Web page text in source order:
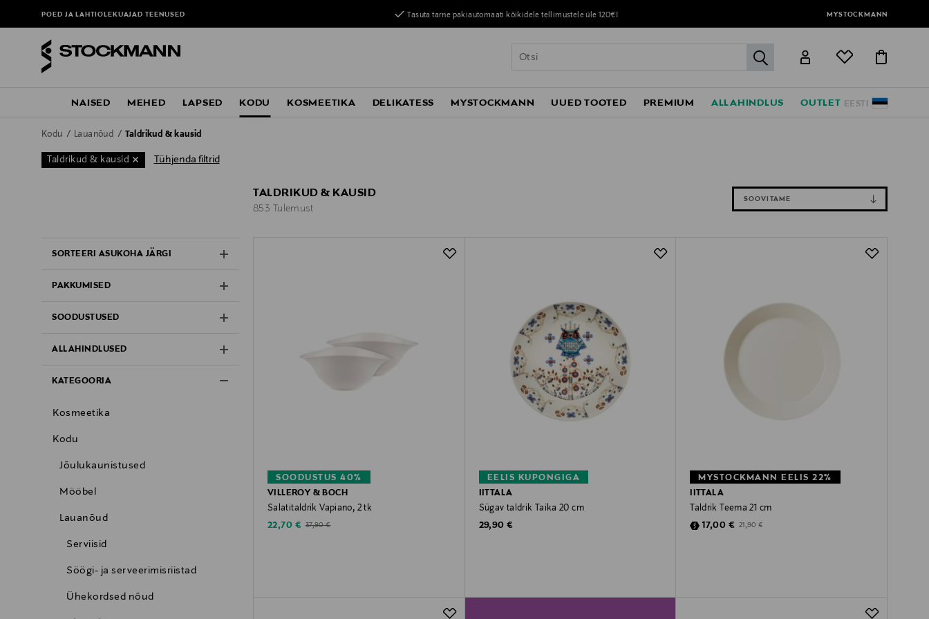
POED JA LAHTIOLEKUAJADTEENUSED Tasuta tarne pakiautomaati kõikidele tellimustele üle 120€! MYSTOCKMANN
label.header.go
EESTI
NAISED MEHED LAPSED KODU KOSMEETIKA DELIKATESS MYSTOCKMANN UUED TOOTED PREMIUM ALLAHINDLUS OUTLET
Kodu Lauanõud Taldrikud & kausid
Taldrikud & kausid Tühjenda filtrid
SORTEERI ASUKOHA JÄRGI
PAKKUMISED
SOODUSTUSED
ALLAHINDLUSED
KATEGOORIA
Kosmeetika
Kodu
Jõulukaunistused
Mööbel
Lauanõud
Serviisid
Söögi- ja serveerimisriistad
Ühekordsed nõud
TALDRIKUD & KAUSID
853 Tulemust
SOOVITAME
SOODUSTUS 40%
VILLEROY & BOCH
Salatitaldrik Vapiano, 2 tk
Discounted Price
22,70 € Original Price
37,90 €
EELIS KUPONGIGA
IITTALA
Sügav taldrik Taika 20 cm
Original Price
29,90 €
MYSTOCKMANN EELIS 22%
IITTALA
Taldrik Teema 21 cm
Discounted Price
17,00 € Original Price
21,90 €